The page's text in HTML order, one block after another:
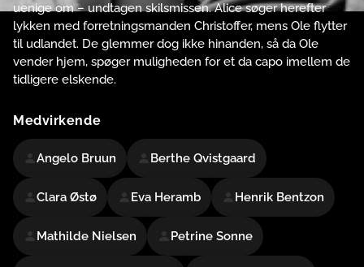
uenige om – undtagen skilsmissen. Alice søger herefter
lykken med forretningsmanden Christoffer, mens Ole flytter
til udlandet. De glemmer dog ikke hinanden, så da Ole
vender hjem, spøger muligheden for et da capo imellem de
tidligere elskende.
Medvirkende
Angelo Bruun Berthe Qvistgaard
Clara Østø Eva Heramb Henrik Bentzon
Mathilde Nielsen Petrine Sonne